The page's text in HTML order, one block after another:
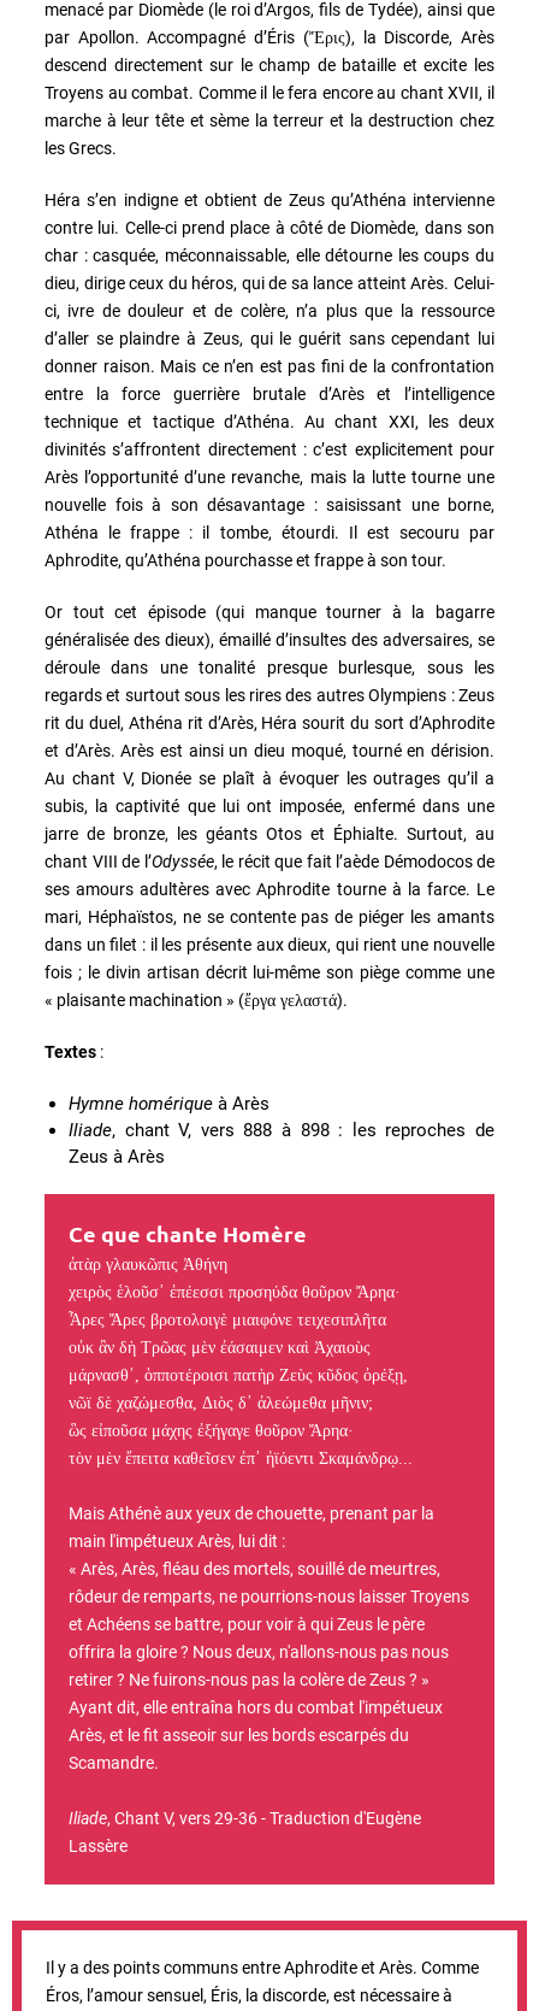
menacé par Diomède (le roi d’Argos, fils de Tydée), ainsi que
par Apollon. Accompagné d’Éris (Ἔρις), la Discorde, Arès
descend directement sur le champ de bataille et excite les
Troyens au combat. Comme il le fera encore au chant XVII, il
marche à leur tête et sème la terreur et la destruction chez
les Grecs.
Héra s’en indigne et obtient de Zeus qu’Athéna intervienne
contre lui. Celle-ci prend place à côté de Diomède, dans son
char : casquée, méconnaissable, elle détourne les coups du
dieu, dirige ceux du héros, qui de sa lance atteint Arès. Celui-
ci, ivre de douleur et de colère, n’a plus que la ressource
d’aller se plaindre à Zeus, qui le guérit sans cependant lui
donner raison. Mais ce n’en est pas fini de la confrontation
entre la force guerrière brutale d’Arès et l’intelligence
technique et tactique d’Athéna. Au chant XXI, les deux
divinités s’affrontent directement : c’est explicitement pour
Arès l’opportunité d’une revanche, mais la lutte tourne une
nouvelle fois à son désavantage : saisissant une borne,
Athéna le frappe : il tombe, étourdi. Il est secouru par
Aphrodite, qu’Athéna pourchasse et frappe à son tour.
Or tout cet épisode (qui manque tourner à la bagarre
généralisée des dieux), émaillé d’insultes des adversaires, se
déroule dans une tonalité presque burlesque, sous les
regards et surtout sous les rires des autres Olympiens : Zeus
rit du duel, Athéna rit d’Arès, Héra sourit du sort d’Aphrodite
et d’Arès. Arès est ainsi un dieu moqué, tourné en dérision.
Au chant V, Dionée se plaît à évoquer les outrages qu’il a
subis, la captivité que lui ont imposée, enfermé dans une
jarre de bronze, les géants Otos et Éphialte. Surtout, au
chant VIII de l’Odyssée, le récit que fait l’aède Démodocos de
ses amours adultères avec Aphrodite tourne à la farce. Le
mari, Héphaïstos, ne se contente pas de piéger les amants
dans un filet : il les présente aux dieux, qui rient une nouvelle
fois ; le divin artisan décrit lui-même son piège comme une
« plaisante machination » (ἔργα γελαστά).
Textes :
Hymne homérique à Arès
Iliade, chant V, vers 888 à 898 : les reproches de
Zeus à Arès
Ce que chante Homère
ἀτὰρ γλαυκῶπις Ἀθήνη
χειρὸς ἑλοῦσ᾽ ἐπέεσσι προσηύδα θοῦρον Ἄρηα·
Ἆρες Ἄρες βροτολοιγὲ μιαιφόνε τειχεσιπλῆτα
οὐκ ἂν δὴ Τρῶας μὲν ἐάσαιμεν καὶ Ἀχαιοὺς
μάρνασθ᾽, ὁπποτέροισι πατὴρ Ζεὺς κῦδος ὀρέξῃ,
νῶϊ δὲ χαζώμεσθα, Διὸς δ᾽ ἀλεώμεθα μῆνιν;
ὣς εἰποῦσα μάχης ἐξήγαγε θοῦρον Ἄρηα·
τὸν μὲν ἔπειτα καθεῖσεν ἐπ᾽ ἠϊόεντι Σκαμάνδρῳ...
Mais Athénè aux yeux de chouette, prenant par la
main l'impétueux Arès, lui dit :
« Arès, Arès, fléau des mortels, souillé de meurtres,
rôdeur de remparts, ne pourrions-nous laisser Troyens
et Achéens se battre, pour voir à qui Zeus le père
offrira la gloire ? Nous deux, n'allons-nous pas nous
retirer ? Ne fuirons-nous pas la colère de Zeus ? »
Ayant dit, elle entraîna hors du combat l'impétueux
Arès, et le fit asseoir sur les bords escarpés du
Scamandre.
Iliade, Chant V, vers 29-36 - Traduction d'Eugène
Lassère
Il y a des points communs entre Aphrodite et Arès. Comme
Éros, l’amour sensuel, Éris, la discorde, est nécessaire à